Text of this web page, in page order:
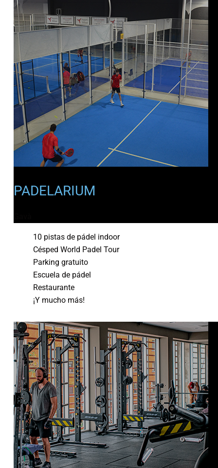
PADELARIUM
10 pistas de pádel indoor
Césped World Padel Tour
Parking gratuito
Escuela de pádel
Restaurante
¡Y mucho más!